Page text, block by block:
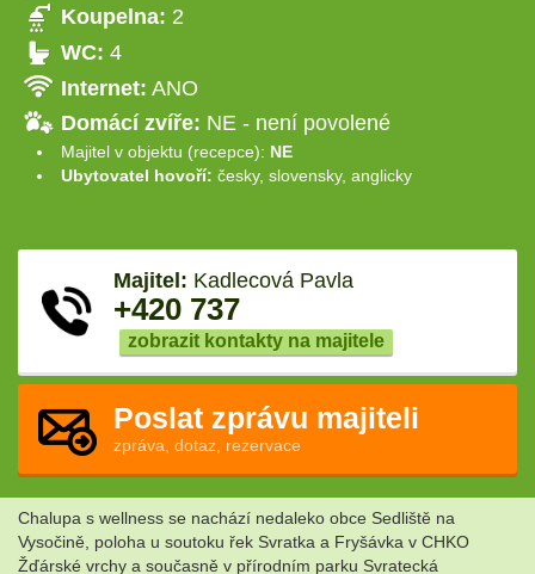
Koupelna: 2
WC: 4
Internet: ANO
Domácí zvíře: NE - není povolené
Majitel v objektu (recepce): NE
Ubytovatel hovoří: česky, slovensky, anglicky
Majitel: Kadlecová Pavla
+420 737
zobrazit kontakty na majitele
Poslat zprávu majiteli
zpráva, dotaz, rezervace
Chalupa s wellness se nachází nedaleko obce Sedliště na
Vysočině, poloha u soutoku řek Svratka a Fryšávka v CHKO
Žďárské vrchy a současně v přírodním parku Svratecká